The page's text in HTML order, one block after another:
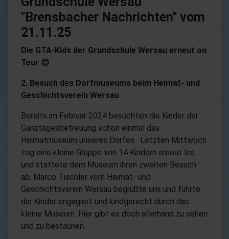
"Brensbacher Nachrichten" vom
21.11.25
Die GTA-Kids der Grundschule Wersau erneut on
Tour 😊
2. Besuch des Dorfmuseums beim Heimat- und
Geschichtsverein Wersau
Bereits im Februar 2024 besuchten die Kinder der
Ganztagesbetreuung schon einmal das
Heimatmuseum unseres Dorfes. Letzten Mittwoch
zog eine kleine Gruppe von 14 Kindern erneut los
und stattete dem Museum ihren zweiten Besuch
ab. Marco Tischler vom Heimat- und
Geschichtsverein Wersau begrüßte uns und führte
die Kinder engagiert und kindgerecht durch das
kleine Museum. Hier gibt es doch allerhand zu sehen
und zu bestaunen.